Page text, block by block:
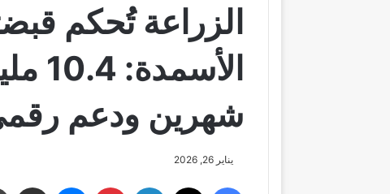
الزراعة تُحكم
شهرين ودعم
يناير 26, 2026
فيسبوك لينكدإن بينتيريست ماسنجر مشاركة